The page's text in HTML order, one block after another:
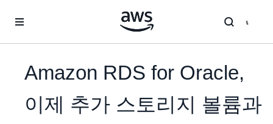
Amazon RDS for Oracle,
이제 추가 스토리지 볼륨과